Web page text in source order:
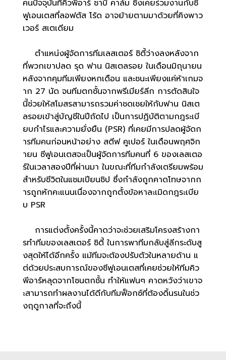
คนปัจจุบันที่คิวพีอาร์ ชาบี คาล์ม ซึ่งเคยร่วมงานกับซี
ฟูเอนเตสที่ลอฟตัส โร้ด อาจย้ายตามมาด้วยที่คิงพาว
เวอร์ สเตเดียม
ตำแหน่งผู้จัดการทีมเลสเตอร์ ซิตี้ว่างลงหลังจาก
ที่พวกเขาปลด รุด ฟาน นิสเตลรอย ในเดือนมิถุนายน
หลังจากคุมทีมเพียงหกเดือน และชนะเพียงแค่ห้าเกมจ
าก 27 นัด จนทีมตกชั้นจากพรีเมียร์ลีก การตัดสินใจ
นี้ช่วยให้สโมสรสามารถรวมค่าชดเชยให้กับฟาน นิสเต
ลรอยเข้าสู่บัญชีในปีถัดไป เป็นการปฏิบัติตามกฎระเบี
ยบกำไรและความยั่งยืน (PSR) ที่เคยมีการปลดผู้จัดก
ารทีมคนก่อนหน้าอย่าง สตีฟ คูเปอร์ ในเดือนพฤศจิก
ายน ซีฟูเอนเตสจะเป็นผู้จัดการทีมคนที่ 6 ของเลสเตอ
ร์ในเวลาสองปีที่ผ่านมา ในขณะที่ทีมกำลังเตรียมพร้อม
สำหรับชีวิตในแชมเปียนชิป ซึ่งกำลังถูกคาดโทษจากก
ารถูกหักคะแนนเนื่องจากถูกตั้งข้อหาละเมิดกฎระเบีย
บ PSR
การแต่งตั้งครั้งนี้คาดว่าจะช่วยเสริมโครงสร้างกา
รทำทีมของเลสเตอร์ ซิตี้ ในการพาทีมกลับสู่ลีกระดับสู
งสุดให้ได้อีกครั้ง แม้ทีมจะต้องปรับตัวในหลายด้าน แ
ต่ด้วยประสบการณ์ของซีฟูเอนเตสที่เคยช่วยให้ทีมคิว
พีอาร์หลุดจากโซนตกชั้น ทำให้แฟนๆ คาดหวังว่าเขาจ
ะสามารถทำผลงานได้ดีกับทีมฟ็อกซ์ที่ต้องดิ้นรนในช่ว
งฤดูกาลที่จะถึงนี้